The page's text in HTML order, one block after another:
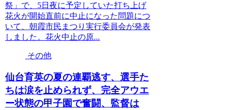
祭」で、5日夜に予定していた打ち上げ
花火が開始直前に中止になった問題につ
いて、朝霞市民まつり実行委員会が発表
しました。花火中止の原...
その他
仙台育英の夏の連覇逃す、選手た
ちは涙を止められず、完全アウエ
ー状態の甲子園で奮闘、監督は